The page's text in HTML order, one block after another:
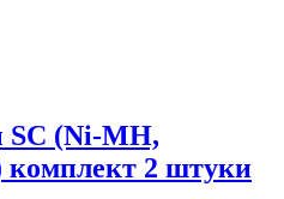
(Ni-MH,
комплект 2 штуки